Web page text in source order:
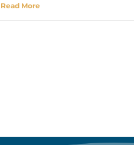
Read More